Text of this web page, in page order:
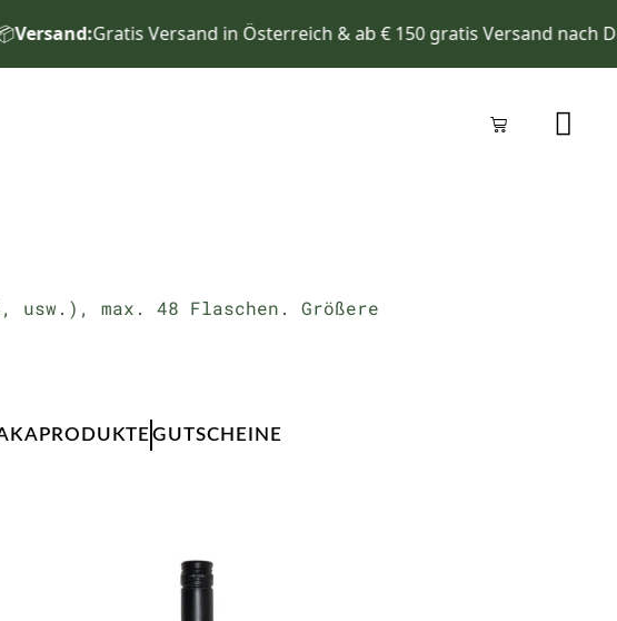
Gratis Versand in Österreich & ab € 150 gratis Versand nach
Warenkorb
max. 48 Flaschen. Größere
GUTSCHEINE